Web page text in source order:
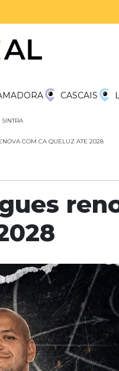
CASCAIS
SINTRA
COM CA QUELUZ ATE 2028